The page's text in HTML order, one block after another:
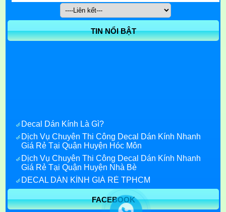
TIN NỔI BẬT
Decal Dán Kính Là Gì?
Dịch Vụ Chuyên Thi Công Decal Dán Kính Nhanh
Giá Rẻ Tại Quận Huyện Hóc Môn
Dịch Vụ Chuyên Thi Công Decal Dán Kính Nhanh
Giá Rẻ Tại Quận Huyện Nhà Bè
DECAL DÁN KÍNH GIÁ RẺ TPHCM
Decal Dán Kính Giá Rẻ quận 7
Decal dán kính quận 1FACEBOOK